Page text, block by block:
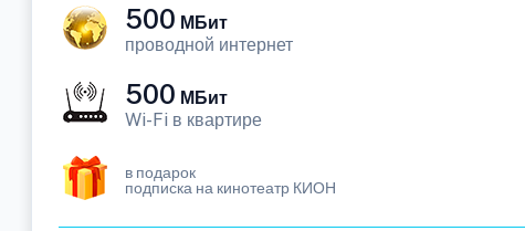
500 МБит
проводной интернет
500 МБит
Wi-Fi в квартире
в подарок
подписка на кинотеатр КИОН